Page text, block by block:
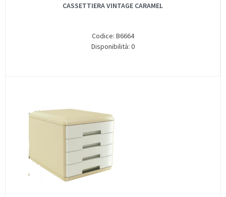
CASSETTIERA VINTAGE CARAMEL
Codice: B6664
Disponibilità: 0